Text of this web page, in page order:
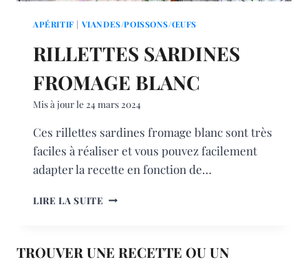
APÉRITIF | VIANDES/POISSONS/ŒUFS
RILLETTES SARDINES
FROMAGE BLANC
Mis à jour le 24 mars 2024
Ces rillettes sardines fromage blanc sont très
faciles à réaliser et vous pouvez facilement
adapter la recette en fonction de…
LIRE LA SUITE RILLETTES
TROUVER UNE RECETTE OU UN